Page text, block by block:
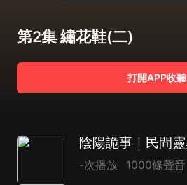
第2集 繡花鞋(二)
打開APP收聽
-次播放 1000條聲音